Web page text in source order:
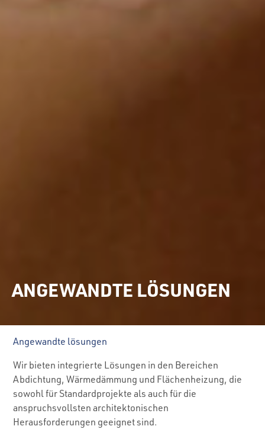
ANGEWANDTE LÖSUNGEN
Angewandte lösungen
Wir bieten integrierte Lösungen in den Bereichen
Abdichtung, Wärmedämmung und Flächenheizung, die
sowohl für Standardprojekte als auch für die
anspruchsvollsten architektonischen
Herausforderungen geeignet sind.